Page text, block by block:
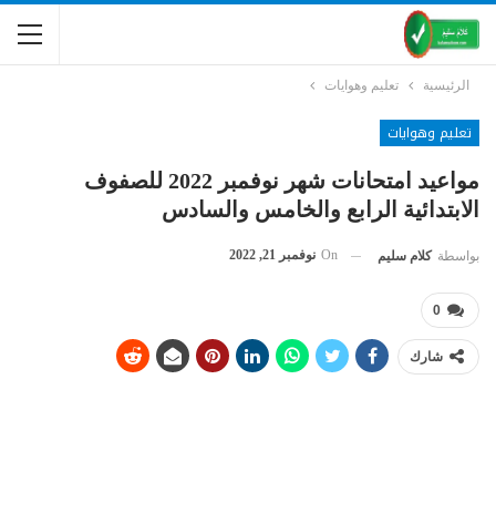
الرئيسية تعليم وهوايات
تعليم وهوايات
مواعيد امتحانات شهر نوفمبر 2022 للصفوف
الابتدائية الرابع والخامس والسادس
بواسطة كلام سليم On نوفمبر 21, 2022
0
شارك